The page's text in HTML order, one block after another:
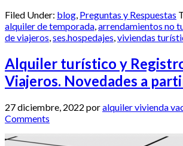
Filed Under: blog Preguntas y Respuestas
alquiler de temporada arrendamientos no
de viajeros ses.hospedajes viviendas
Alquiler turístico y
Viajeros. Novedades a
27 diciembre, 2022 poralquiler vivienda
Comments